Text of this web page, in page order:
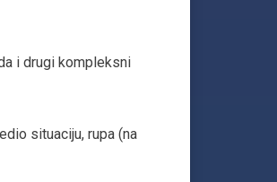
i drugi kompleksni
situaciju, rupa (na